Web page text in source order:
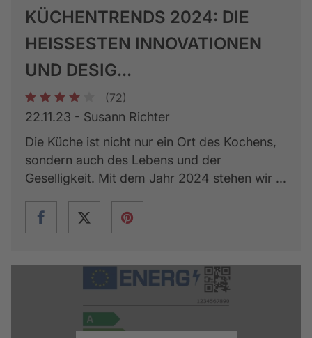
KÜCHENTRENDS 2024: DIE
HEISSESTEN INNOVATIONEN U
ND DESIG...
1 2 3 4 (72)
22.11.23 - Susann Richter
Die Küche ist nicht nur ein Ort des Kochens,
sondern auch des Lebens und der
Geselligkeit. Mit dem Jahr 2024 stehen wir ...